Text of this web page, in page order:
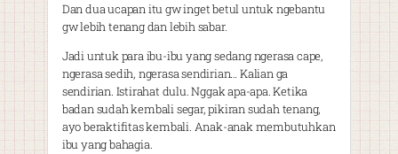
Dan dua ucapan itu gw inget betul untuk ngebantu
gw lebih tenang dan lebih sabar.
Jadi untuk para ibu-ibu yang sedang ngerasa cape,
ngerasa sedih, ngerasa sendirian… Kalian ga
sendirian. Istirahat dulu. Nggak apa-apa. Ketika
badan sudah kembali segar, pikiran sudah tenang,
ayo beraktifitas kembali. Anak-anak membutuhkan
ibu yang bahagia.